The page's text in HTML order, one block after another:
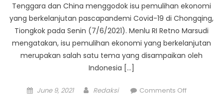
Tenggara dan China menggodok isu pemulihan ekonomi
yang berkelanjutan pascapandemi Covid-19 di Chongqing,
Tiongkok pada Senin (7/6/2021). Menlu RI Retno Marsudi
mengatakan, isu pemulihan ekonomi yang berkelanjutan
merupakan salah satu tema yang disampaikan oleh
Indonesia […]
Posted
June 9, 2021 Author
Redaksi Comments Offon